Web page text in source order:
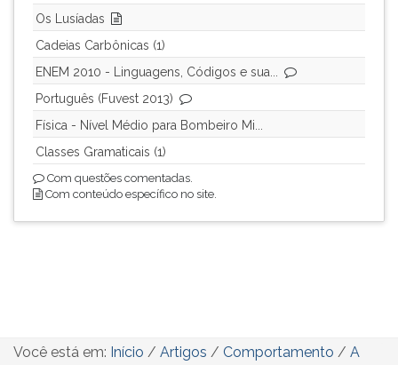
Os Lusíadas
Cadeias Carbônicas (1)
ENEM 2010 - Linguagens, Códigos e sua...
Português (Fuvest 2013)
Física - Nível Médio para Bombeiro Mi...
Classes Gramaticais (1)
Com questões comentadas.
Com conteúdo específico no site.
Você está em: Início / Artigos / Comportamento / A